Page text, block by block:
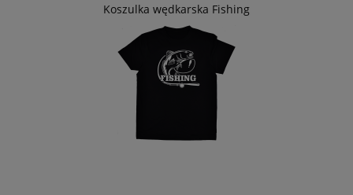
Koszulka wędkarska Fishing